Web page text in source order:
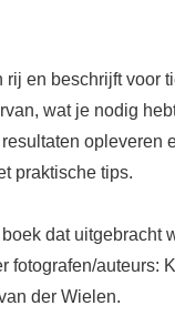
rij en beschrijft voor
wat je nodig
opleveren
praktische tips.
dat uitgebracht
fotografen/auteurs:
der Wielen.